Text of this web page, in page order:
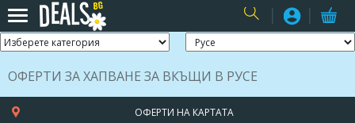
ОФЕРТИ ЗА ХАПВАНЕ ЗА ВКЪЩИ В РУСЕ
ОФЕРТИ НА КАРТАТА